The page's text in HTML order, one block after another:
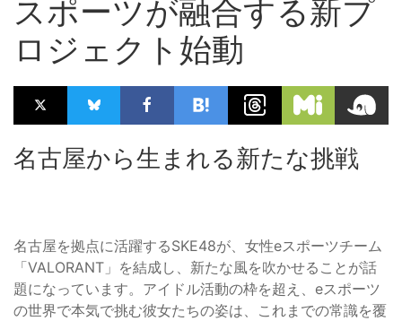
スポーツが融合する新プ
ロジェクト始動
名古屋から生まれる新たな挑戦
名古屋を拠点に活躍するSKE48が、女性eスポーツチーム
「VALORANT」を結成し、新たな風を吹かせることが話
題になっています。アイドル活動の枠を超え、eスポーツ
の世界で本気で挑む彼女たちの姿は、これまでの常識を覆